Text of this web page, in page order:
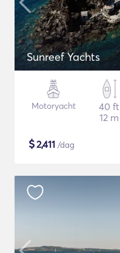
Sunreef Yachts
Motoryacht
40 ft
12 m
$2,411 /dag